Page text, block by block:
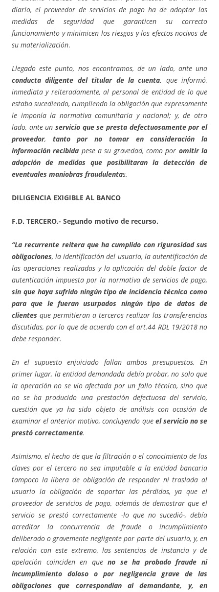
diario, el proveedor de servicios de pago ha de adoptar las
medidas de seguridad que garanticen su correcto
funcionamiento y minimicen los riesgos y los efectos nocivos de
su materialización.
Llegado este punto, nos encontramos, de un lado, ante una
conducta diligente del titular de la cuenta, que informó,
inmediata y reiteradamente, al personal de entidad de lo que
estaba sucediendo, cumpliendo la obligación que expresamente
le imponía la normativa comunitaria y nacional; y, de otro
lado, ante un servicio que se presta defectuosamente por el
proveedor, tanto por no tomar en consideración la
información recibida pese a su gravedad, como por omitir la
adopción de medidas que posibilitaran la detección de
eventuales maniobras fraudulentas.
DILIGENCIA EXIGIBLE AL BANCO
F.D. TERCERO.- Segundo motivo de recurso.
“La recurrente reitera que ha cumplido con rigurosidad sus
obligaciones, la identificación del usuario, la autentificación de
las operaciones realizadas y la aplicación del doble factor de
autenticación impuesta por la normativa de servicios de pago,
sin que haya sufrido ningún tipo de incidencia técnica como
para que le fueran usurpados ningún tipo de datos de
clientes que permitieran a terceros realizar las transferencias
discutidas, por lo que de acuerdo con el art.44 RDL 19/2018 no
debe responder.
En el supuesto enjuiciado fallan ambos presupuestos. En
primer lugar, la entidad demandada debía probar, no solo que
la operación no se vio afectada por un fallo técnico, sino que
no se ha producido una prestación defectuosa del servicio,
cuestión que ya ha sido objeto de análisis con ocasión de
examinar el anterior motivo, concluyendo que el servicio no se
prestó correctamente.
Asimismo, el hecho de que la filtración o el conocimiento de las
claves por el tercero no sea imputable a la entidad bancaria
tampoco la libera de obligación de responder ni traslada al
usuario la obligación de soportar las pérdidas, ya que el
proveedor de servicios de pago, además de demostrar que el
servicio se prestó correctamente -lo que no sucedió-, debía
acreditar la concurrencia de fraude o incumplimiento
deliberado o gravemente negligente por parte del usuario, y, en
relación con este extremo, las sentencias de instancia y de
apelación coinciden en queno se ha probado fraude ni
incumplimiento doloso o por negligencia grave de las
obligaciones que correspondían al demandante, y, en